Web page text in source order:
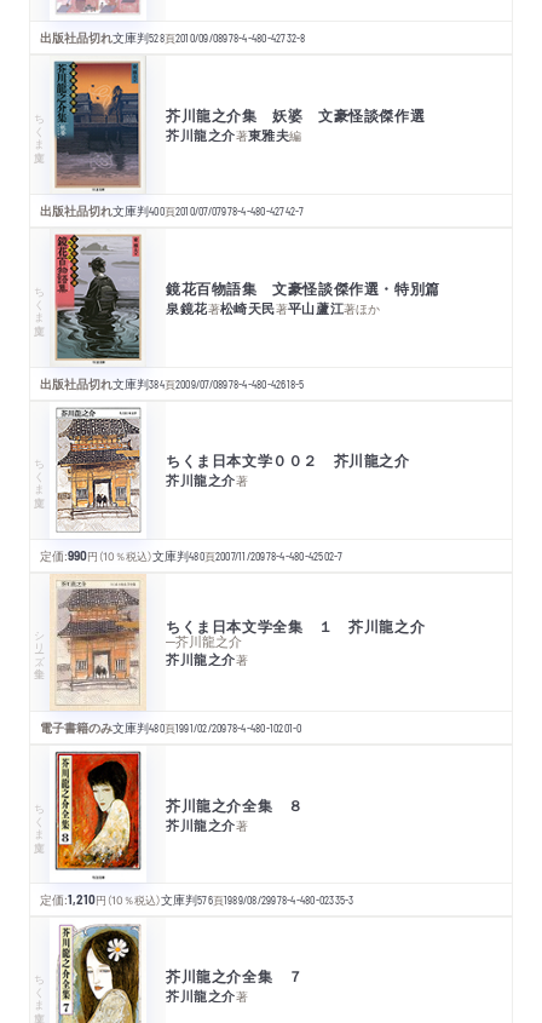
出版社品切れ文庫判528頁2010/09/08978-4-480-42732-8
ちくま文庫 芥川龍之介集 妖婆 文豪怪談傑作選
芥川龍之介著東雅夫編
出版社品切れ文庫判400頁2010/07/07978-4-480-42742-7
ちくま文庫 鏡花百物語集 文豪怪談傑作選・特別篇
泉鏡花著松崎天民著平山蘆江著ほか
出版社品切れ文庫判384頁2009/07/08978-4-480-42618-5
ちくま文庫 ちくま日本文学００２ 芥川龍之介
芥川龍之介著
定価:990円 （10％税込）文庫判480頁2007/11/20978-4-480-42502-7
シリーズ・全集 ちくま日本文学全集 １ 芥川龍之介
─芥川龍之介
芥川龍之介著
電子書籍のみ文庫判480頁1991/02/20978-4-480-10201-0
ちくま文庫 芥川龍之介全集 ８
芥川龍之介著
定価:1,210円 （10％税込）文庫判576頁1989/08/29978-4-480-02335-3
ちくま文庫 芥川龍之介全集 ７
芥川龍之介著